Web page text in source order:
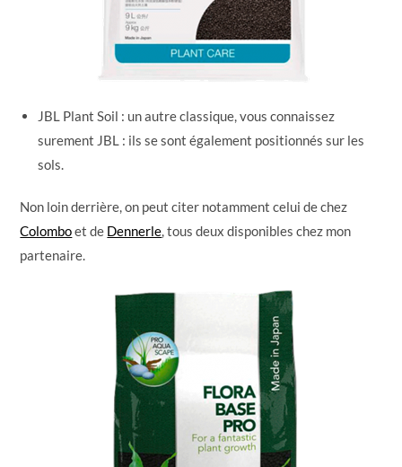
JBL Plant Soil : un autre classique, vous connaissez
surement JBL : ils se sont également positionnés sur les
sols.
Non loin derrière, on peut citer notamment celui de chez
Colomboet de Dennerle, tous deux disponibles chez mon
partenaire.